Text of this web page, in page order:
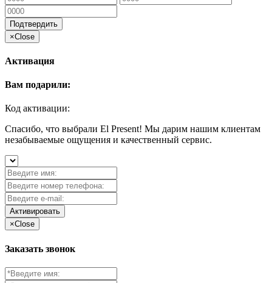
Подтвердить
×Close
Активация
Вам подарили:
Код активации:
Спасибо, что выбрали El Present! Мы дарим нашим клиентам
незабываемые ощущения и качественный сервис.
Активировать
×Close
Заказать звонок